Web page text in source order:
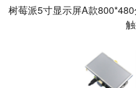
树莓派5寸显示屏A款